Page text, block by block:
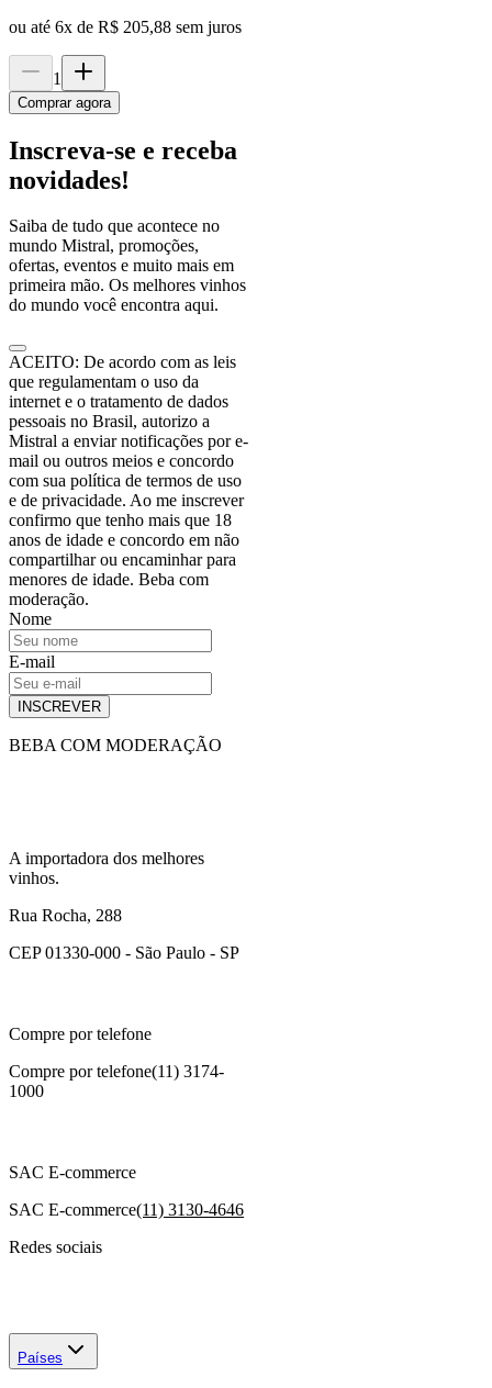
ou até 6x de R$ 205,88 sem juros
1
Comprar agora
Inscreva-se e receba
novidades!
Saiba de tudo que acontece no
mundo Mistral, promoções,
ofertas, eventos e muito mais em
primeira mão. Os melhores vinhos
do mundo você encontra aqui.
ACEITO: De acordo com as leis
que regulamentam o uso da
internet e o tratamento de dados
pessoais no Brasil, autorizo a
Mistral a enviar notificações por e-
mail ou outros meios e concordo
com sua política de termos de uso
e de privacidade. Ao me inscrever
confirmo que tenho mais que 18
anos de idade e concordo em não
compartilhar ou encaminhar para
menores de idade. Beba com
moderação.
Nome
E-mail
INSCREVER
BEBA COM MODERAÇÃO
A importadora dos melhores
vinhos.
Rua Rocha, 288
CEP 01330-000 - São Paulo - SP
Compre por telefone
Compre por telefone(11) 3174-
1000
SAC E-commerce
SAC E-commerce(11) 3130-4646
Redes sociais
Países